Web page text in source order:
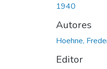
1940
Autores
Hoehne,
Editor